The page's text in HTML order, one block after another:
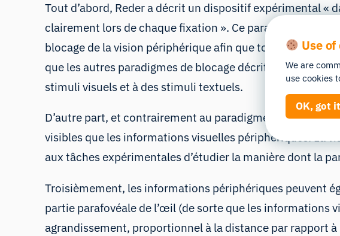
Tout d’abord, Reder a décrit un dispositif expérimental
clairement lors de chaque fixation ». Ce paradigme est
blocage de la vision périphérique afin que toute
que les autres paradigmes de blocage décrits par Reder,
stimuli visuels et à des stimuli textuels.
D’autre part, et contrairement au paradigme décrit ci-
visibles que les informations visuelles périphériques. La
aux tâches expérimentales d’étudier la manière dont la
Troisièmement, les informations périphériques peuvent
partie parafovéale de l’œil (de sorte que les informations
agrandissement, proportionnel à la distance par rapport à
Use
We are
use cookies
OK, got it